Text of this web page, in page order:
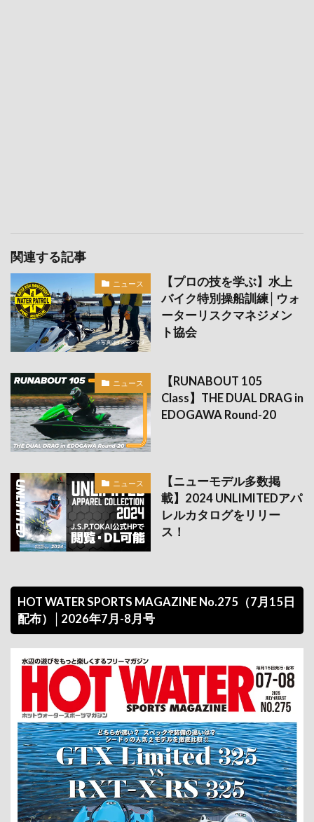
関連する記事
ニュース
【プロの技を学ぶ】水上
バイク特別操船訓練│ウォ
ーターリスクマネジメン
ト協会
ニュース
【RUNABOUT 105
Class】THE DUAL DRAG in
EDOGAWA Round-20
ニュース
【ニューモデル多数掲
載】2024 UNLIMITEDアパ
レルカタログをリリー
ス！
HOT WATER SPORTS MAGAZINE No.275（7月15日
配布）│2026年7月-8月号